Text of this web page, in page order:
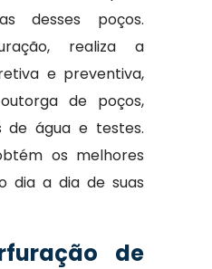
desses poços.
realiza a
e preventiva,
de poços,
de água e testes.
os melhores
dia a dia de suas
de